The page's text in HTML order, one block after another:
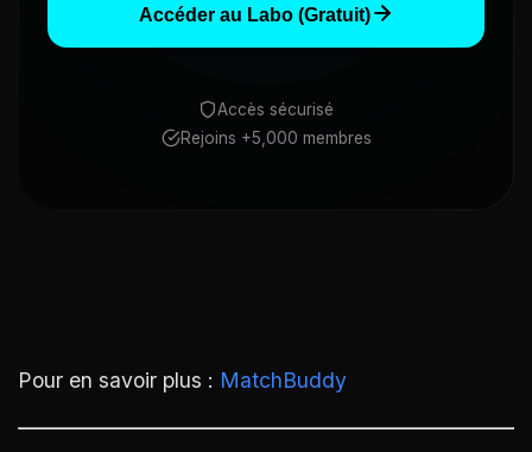
Accéder au Labo (Gratuit)
Accès sécurisé
Rejoins +5,000 membres
Pour en savoir plus : MatchBuddy